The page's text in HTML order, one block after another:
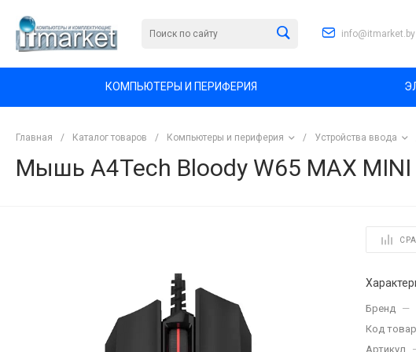
info@itmarket.by
КОМПЬЮТЕРЫ И ПЕРИФЕРИЯ
Главная / Каталог товаров / Компьютеры и периферия / Устройства ввода
Мышь A4Tech Bloody W65 MAX MINI
Бренд —
Код
Артикул